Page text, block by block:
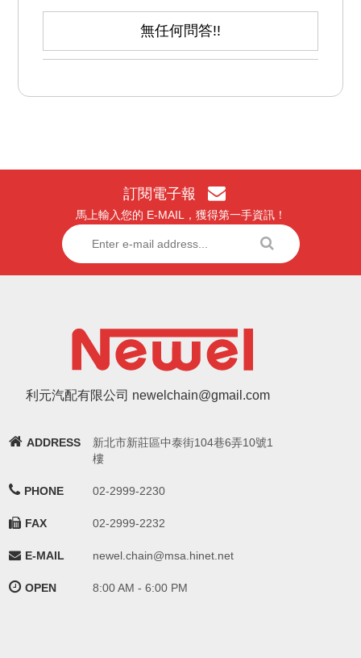
無任何問答!!
訂閱電子報
馬上輸入您的 E-MAIL，獲得第一手資訊！
利元汽配有限公司 newelchain@gmail.com
ADDRESS
新北市新莊區中泰街104巷6弄10號1
樓
PHONE 02-2999-2230
FAX 02-2999-2232
E-MAIL newel.chain@msa.hinet.net
OPEN 8:00 AM - 6:00 PM